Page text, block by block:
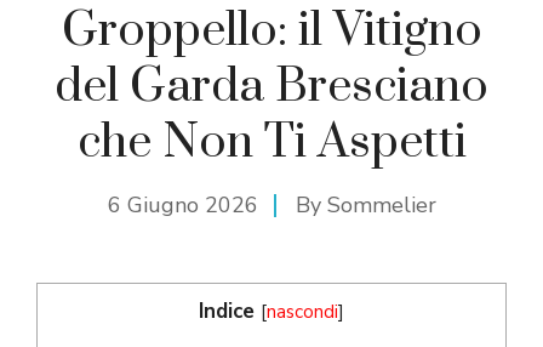
Groppello: il Vitigno
del Garda Bresciano
che Non Ti Aspetti
6 Giugno 2026 By Sommelier
Indice [nascondi]